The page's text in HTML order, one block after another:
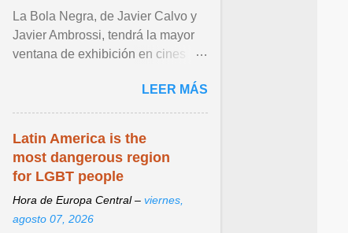
La Bola Negra, de Javier Calvo y
Javier Ambrossi, tendrá la mayor
ventana de exhibición en cines
LEER MÁS
Latin America is the
most dangerous region
for LGBT people
Hora de Europa Central – viernes,
agosto 07, 2026